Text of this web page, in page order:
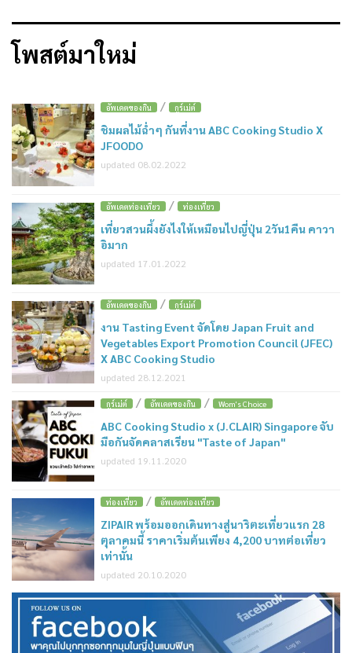
โพสต์มาใหม่
อัพเดตของกิน / กูร์เม่ต์
ชิมผลไม้ฉ่ำๆ กันที่งาน ABC Cooking Studio X
JFOODO
updated 08.02.2022
อัพเดตท่องเที่ยว / ท่องเที่ยว
เที่ยวสวนผึ้งยังไงให้เหมือนไปญี่ปุ่น 2วัน1คืน คาวา
อิมาก
updated 17.01.2022
อัพเดตของกิน / กูร์เม่ต์
งาน Tasting Event จัดโดย Japan Fruit and
Vegetables Export Promotion Council (JFEC)
X ABC Cooking Studio
updated 28.12.2021
กูร์เม่ต์ / อัพเดตของกิน / Wom's Choice
ABC Cooking Studio x (J.CLAIR) Singapore จับ
มือกันจัดคลาสเรียน "Taste of Japan"
updated 19.11.2020
ท่องเที่ยว / อัพเดตท่องเที่ยว
ZIPAIR พร้อมออกเดินทางสู่นาริตะเที่ยวแรก 28
ตุลาคมนี้ ราคาเริ่มต้นเพียง 4,200 บาทต่อเที่ยว
เท่านั้น
updated 20.10.2020